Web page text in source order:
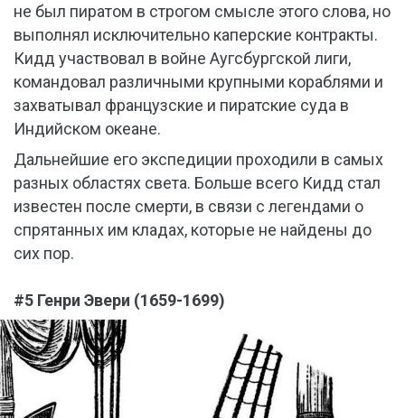
не был пиратом в строгом смысле этого слова, но
выполнял исключительно каперские контракты.
Кидд участвовал в войне Аугсбургской лиги,
командовал различными крупными кораблями и
захватывал французские и пиратские суда в
Индийском океане.
Дальнейшие его экспедиции проходили в самых
разных областях света. Больше всего Кидд стал
известен после смерти, в связи с легендами о
спрятанных им кладах, которые не найдены до
сих пор.
#5 Генри Эвери (1659-1699)